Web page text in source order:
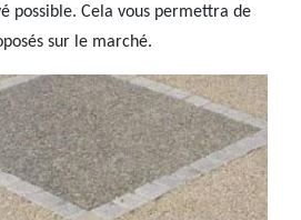
possible. Cela vous permettra de
sur le marché.